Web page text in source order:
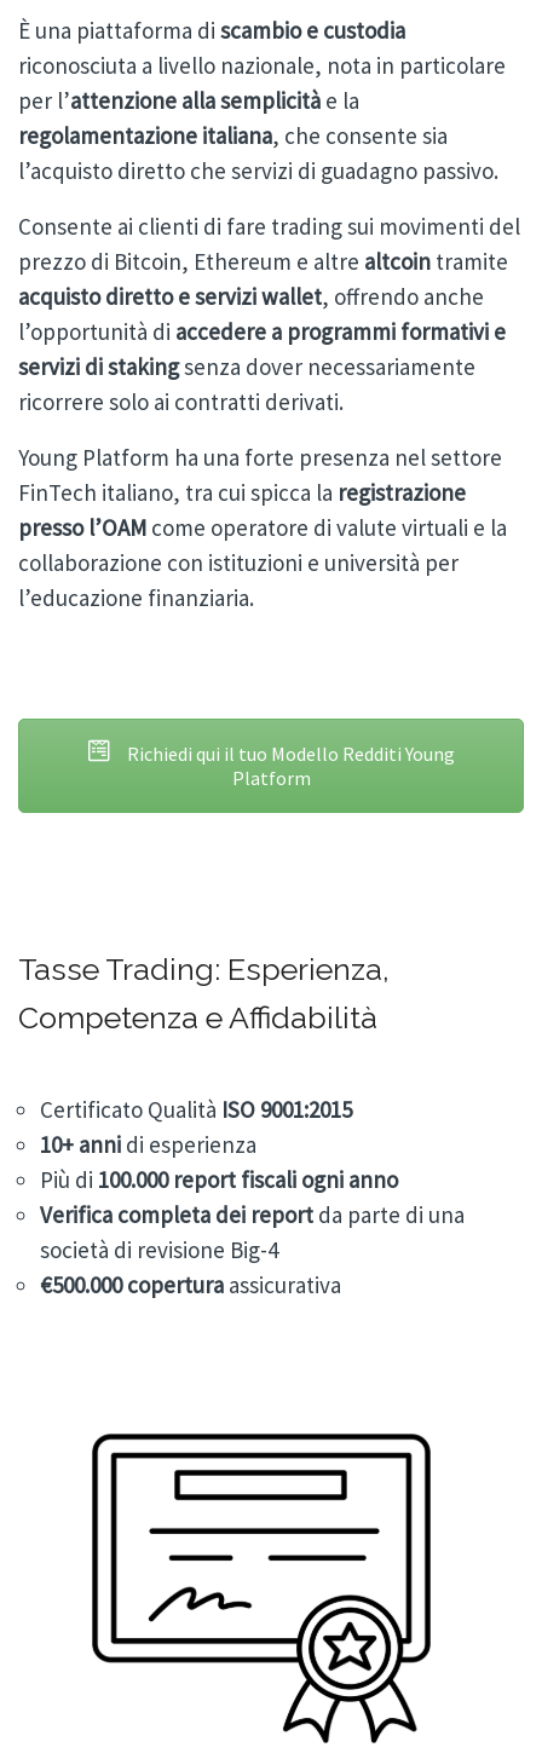
È una piattaforma di scambio e custodia
riconosciuta a livello nazionale, nota in particolare
per l’attenzione alla semplicità e la
regolamentazione italiana, che consente sia
l’acquisto diretto che servizi di guadagno passivo.
Consente ai clienti di fare trading sui movimenti del
prezzo di Bitcoin, Ethereum e altre altcoin tramite
acquisto diretto e servizi wallet, offrendo anche
l’opportunità di accedere a programmi formativi e
servizi di stakingsenza dover necessariamente
ricorrere solo ai contratti derivati.
Young Platform ha una forte presenza nel settore
FinTech italiano, tra cui spicca la registrazione
presso l’OAM come operatore di valute virtuali e la
collaborazione con istituzioni e università per
l’educazione finanziaria.
Richiedi qui il tuo Modello Redditi Young
Platform
Tasse Trading: Esperienza,
Competenza e Affidabilità
Certificato Qualità ISO 9001:2015
10+ anni di esperienza
Più di 100.000report fiscali ogni anno
Verifica completa dei report da parte di una
società di revisione Big-4
€500.000 copertura assicurativa